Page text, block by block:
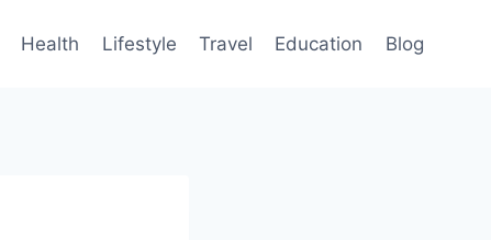
Health Lifestyle Travel Education Blog